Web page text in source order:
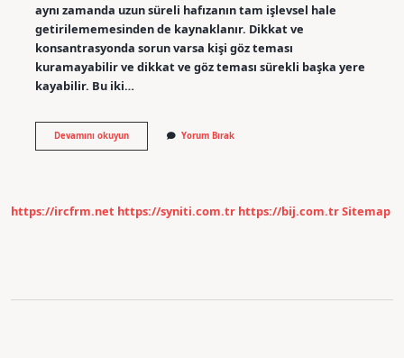
aynı zamanda uzun süreli hafızanın tam işlevsel hale
getirilememesinden de kaynaklanır. Dikkat ve
konsantrasyonda sorun varsa kişi göz teması
kuramayabilir ve dikkat ve göz teması sürekli başka yere
kayabilir. Bu iki…
Devamını okuyunBir
Insan
Yorum Bırak
https://ircfrm.net https://syniti.com.tr https://bij.com.trSitemap